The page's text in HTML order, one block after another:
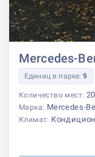
Mercedes-
Единиц в парке:9
Количество мест: 20
Марка: Mercedes-
Климат: